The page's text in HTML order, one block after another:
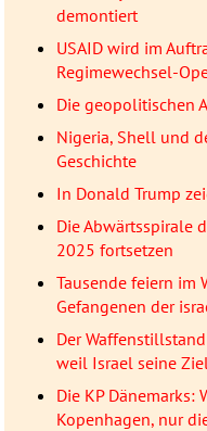
demontiert
USAID wird im
Regimewechsel-
Die geopolitischen
Nigeria, Shell und
Geschichte
In Donald Trump
Die Abwärtsspirale
2025 fortsetzen
Tausende feiern im
Gefangenen der
Der
weil Israel seine
Die KP Dänemarks:
Kopenhagen, nur